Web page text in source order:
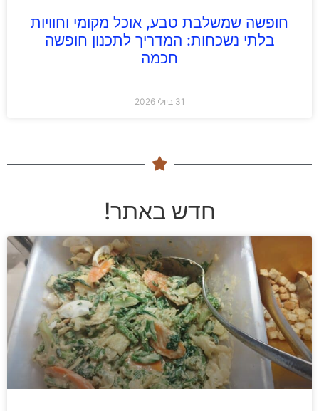
חופשה שמשלבת טבע, אוכל מקומי וחוויות
בלתי נשכחות: המדריך לתכנון חופשה
חכמה
31 ביולי 2026
חדש באתר!